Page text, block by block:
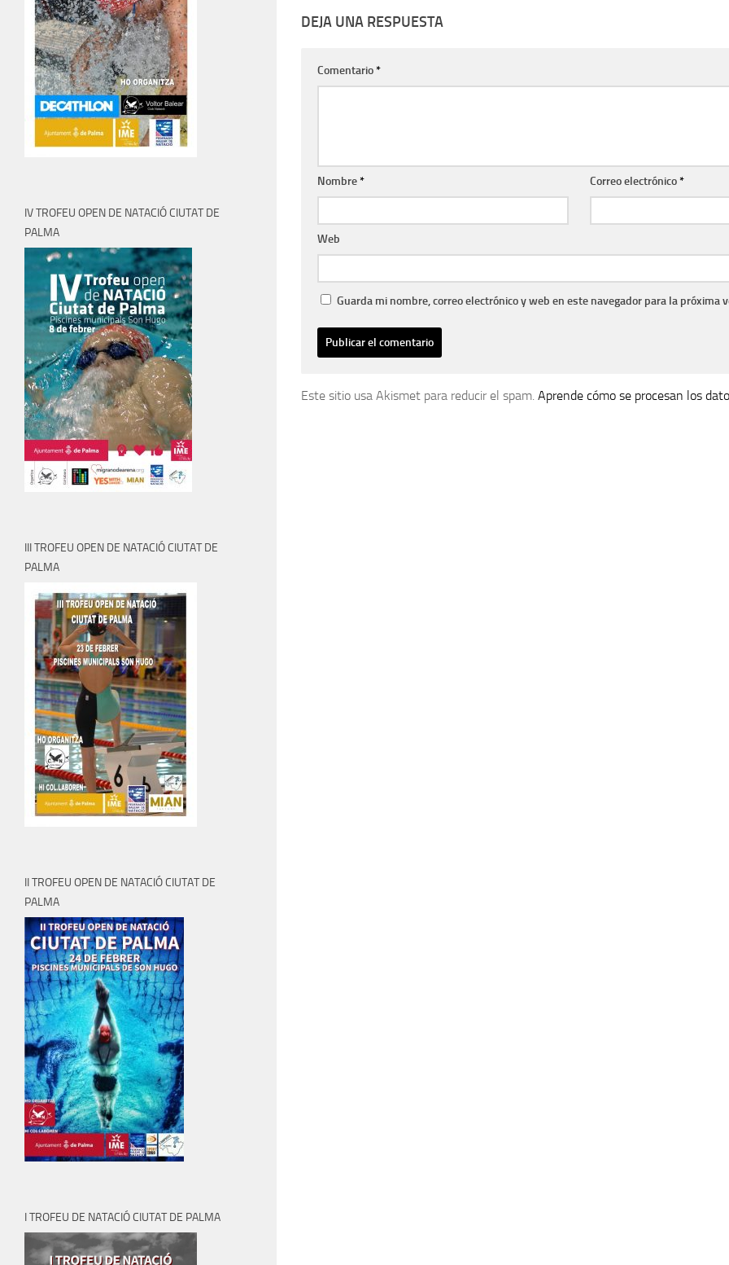
DEJA UNA RESPUESTA
Comentario*
Nombre* Correo electrónico*
Web
Guarda mi nombre, correo electrónico y web en este navegador para la próxima
Este sitio usa Akismet para reducir el spam. Aprende cómo se procesan los
IV TROFEU OPEN DE NATACIÓ CIUTAT DE
PALMA
III TROFEU OPEN DE NATACIÓ CIUTAT DE
PALMA
II TROFEU OPEN DE NATACIÓ CIUTAT DE
PALMA
I TROFEU DE NATACIÓ CIUTAT DE PALMA